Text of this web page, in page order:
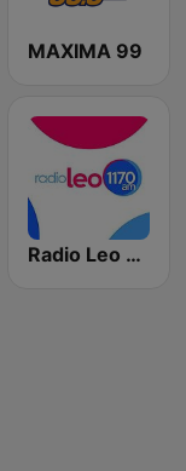
MAXIMA 99
Radio Leo 1170 AM